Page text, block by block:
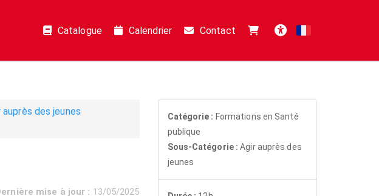
Catalogue Calendrier
Contact
Français
auprès des jeunes
mise à jour : 13/05/2025
Catégorie : Formations en Santé
publique
Sous-Catégorie : Agir auprès des
jeunes